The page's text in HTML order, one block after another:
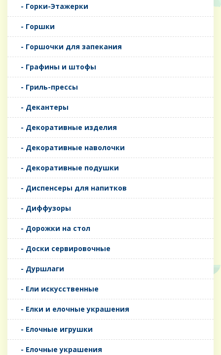
- Горки-Этажерки
- Горшки
- Горшочки для запекания
- Графины и штофы
- Гриль-прессы
- Декантеры
- Декоративные изделия
- Декоративные наволочки
- Декоративные подушки
- Диспенсеры для напитков
- Диффузоры
- Дорожки на стол
- Доски сервировочные
- Дуршлаги
- Ели искусственные
- Елки и елочные украшения
- Елочные игрушки
- Елочные украшения